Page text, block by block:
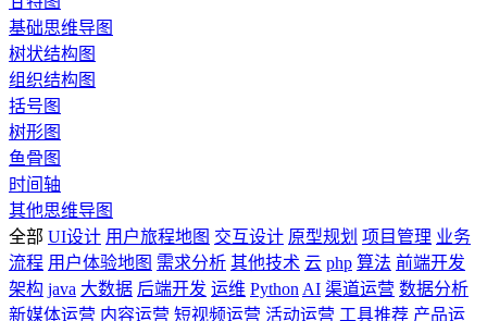
基础思维导图
树状结构图
组织结构图
括号图
树形图
鱼骨图
时间轴
其他思维导图
全部 UI设计 用户旅程地图 交互设计 原型规划 项目管理 业务
流程 用户体验地图 需求分析 其他技术 云 php 算法 前端开发
架构 java 大数据 后端开发 运维 Python AI 渠道运营 数据分析
新媒体运营 内容运营 短视频运营 活动运营 工具推荐 产品运